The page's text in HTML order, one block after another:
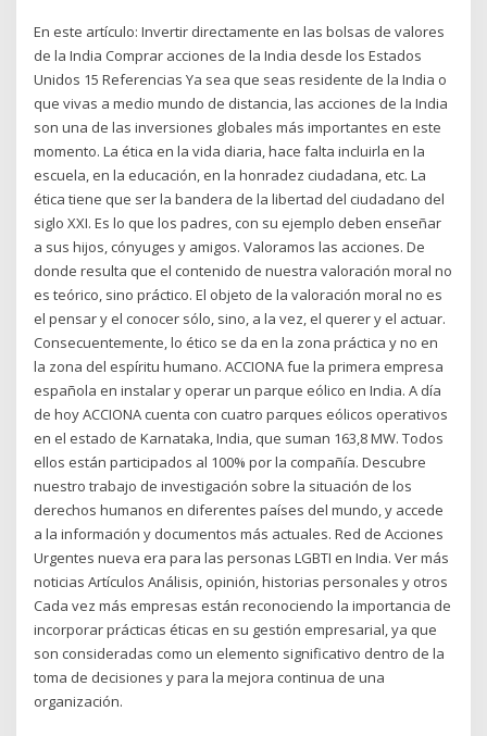
En este artículo: Invertir directamente en las bolsas de valores
de la India Comprar acciones de la India desde los Estados
Unidos 15 Referencias Ya sea que seas residente de la India o
que vivas a medio mundo de distancia, las acciones de la India
son una de las inversiones globales más importantes en este
momento. La ética en la vida diaria, hace falta incluirla en la
escuela, en la educación, en la honradez ciudadana, etc. La
ética tiene que ser la bandera de la libertad del ciudadano del
siglo XXI. Es lo que los padres, con su ejemplo deben enseñar
a sus hijos, cónyuges y amigos. Valoramos las acciones. De
donde resulta que el contenido de nuestra valoración moral no
es teórico, sino práctico. El objeto de la valoración moral no es
el pensar y el conocer sólo, sino, a la vez, el querer y el actuar.
Consecuentemente, lo ético se da en la zona práctica y no en
la zona del espíritu humano. ACCIONA fue la primera empresa
española en instalar y operar un parque eólico en India. A día
de hoy ACCIONA cuenta con cuatro parques eólicos operativos
en el estado de Karnataka, India, que suman 163,8 MW. Todos
ellos están participados al 100% por la compañía. Descubre
nuestro trabajo de investigación sobre la situación de los
derechos humanos en diferentes países del mundo, y accede
a la información y documentos más actuales. Red de Acciones
Urgentes nueva era para las personas LGBTI en India. Ver más
noticias Artículos Análisis, opinión, historias personales y otros
Cada vez más empresas están reconociendo la importancia de
incorporar prácticas éticas en su gestión empresarial, ya que
son consideradas como un elemento significativo dentro de la
toma de decisiones y para la mejora continua de una
organización.